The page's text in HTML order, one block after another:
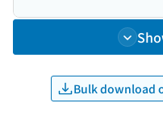
Bulk download